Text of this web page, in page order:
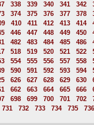
338 339 340 341 342
374 375 376 377 378
410 411 412 413 414
446 447 448 449 450
482 483 484 485 486
518 519 520 521 522
554 555 556 557 558
590 591 592 593 594
626 627 628 629 630
662 663 664 665 666
698 699 700 701 702
731 732 733 734 735 736